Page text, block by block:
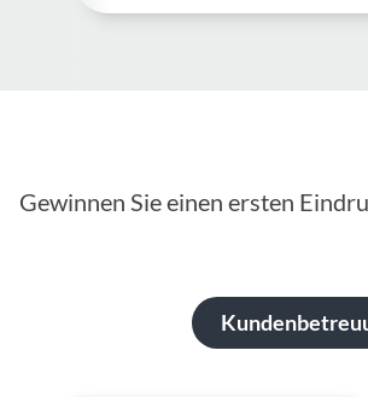
Gewinnen Sie einen ersten